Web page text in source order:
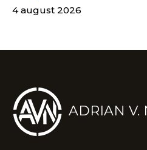
4 august 2026
ADRIAN V.